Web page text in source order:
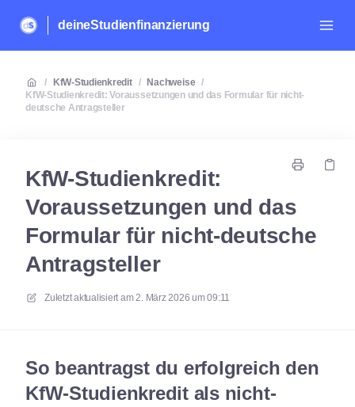
deineStudienfinanzierung
/ KfW-Studienkredit / Nachweise /
KfW-Studienkredit: Voraussetzungen und das Formular für nicht-
deutsche Antragsteller
KfW-Studienkredit:
Voraussetzungen und das
Formular für nicht-deutsche
Antragsteller
Zuletzt aktualisiert am2. März 2026 um 09:11
So beantragst du erfolgreich den
KfW-Studienkredit als nicht-